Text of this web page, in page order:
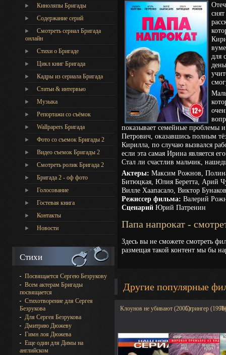
Киноляпы Бригады
Содержание серий
Смотреть сериал Бригада
онлайн
Стихи о Бригаде
Цикл книг Бригада
Кадры из сериала Бригада
Статьи & интервью
Музыка
Репортажи со съёмок
Wallpapers Бригада
Фото со съемок Бригады 2
Видео съемок Бригады 2
Cмотреть ролик Бригада 2
Бригада 2 - оф фото
Голосование
Гостевая книга
Контакты
Новости
Стихи
Посвящается Сергею Безрукову
Всем актерам Бригады
посвящается
Стихотворение для Сергея
Безрукова
Для Сергея Безрукова
Дмитрию Дюжеву
Гимн лоя Дюжева
Еще один для Димы на
английском
для
показывает семейные проблемы
Петрович, оказавшись полным
Кирилла, по случаю вызвался
если эта самая Ирина является
Стал ли счастлив мальчик,
Актеры: Максим Рожнов,
Битюцкая, Юлия Беретта, Арий
Вилле Хаапасало, Виктор
Режиссер фильма: Валерий
Сценарий Юрий Патренин
Папа напрокат -
Здесь вы не сможете смотреть
размещая такой контент мы бы
Другие популярные
Клоунов не убивают (2005)Стрингер (1998)